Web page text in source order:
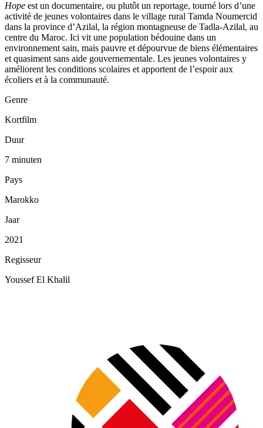
Hope est un documentaire, ou plutôt un reportage, tourné lors d’une
activité de jeunes volontaires dans le village rural Tamda Noumercid
dans la province d’Azilal, la région montagneuse de Tadla-Azilal, au
centre du Maroc. Ici vit une population bédouine dans un
environnement sain, mais pauvre et dépourvue de biens élémentaires
et quasiment sans aide gouvernementale. Les jeunes volontaires y
améliorent les conditions scolaires et apportent de l’espoir aux
écoliers et à la communauté.
Genre
Kortfilm
Duur
7 minuten
Pays
Marokko
Jaar
2021
Regisseur
Youssef El Khalil